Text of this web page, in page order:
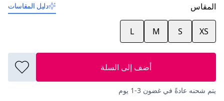
المقاس
دليل المقاسات
XS
S
M
L
أضف إلى السلة
يتم شحنه عادةً في غضون 3-1 يوم